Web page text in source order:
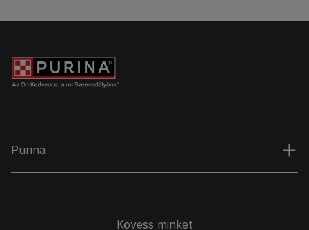
Purina
Kövess minket